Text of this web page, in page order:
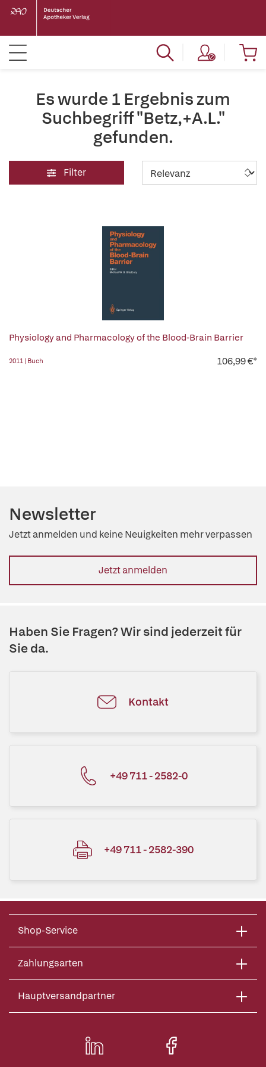
Es wurde 1 Ergebnis zum
Suchbegriff "Betz,+A.L."
gefunden.
Filter
Physiology and Pharmacology of the Blood-Brain Barrier
2011 | Buch 106,99 €*
Newsletter
Jetzt anmelden und keine Neuigkeiten mehr verpassen
Jetzt anmelden
Haben Sie Fragen? Wir sind jederzeit für
Sie da.
Kontakt
+49 711 - 2582-0
+49 711 - 2582-390
Shop-Service
Zahlungsarten
Hauptversandpartner